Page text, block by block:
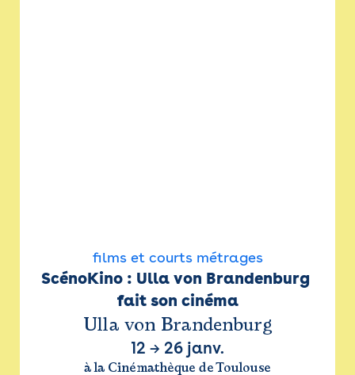
films et courts métrages
ScénoKino : Ulla von Brandenburg
fait son cinéma
Ulla von Brandenburg
12 → 26 janv.
à la Cinémathèque de Toulouse